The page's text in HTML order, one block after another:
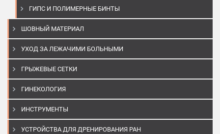
ГИПС И ПОЛИМЕРНЫЕ БИНТЫ
ШОВНЫЙ МАТЕРИАЛ
УХОД ЗА ЛЕЖАЧИМИ БОЛЬНЫМИ
ГРЫЖЕВЫЕ СЕТКИ
ГИНЕКОЛОГИЯ
ИНСТРУМЕНТЫ
УСТРОЙСТВА ДЛЯ ДРЕНИРОВАНИЯ РАН